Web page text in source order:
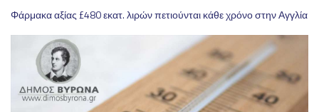
Φάρμακα αξίας £480 εκατ. λιρών πετιούνται κάθε χρόνο στην Αγγλία